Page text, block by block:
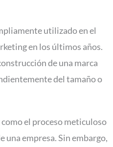
utilizado en el
en los últimos años.
de una marca
del tamaño o
el proceso meticuloso
una empresa. Sin embargo,